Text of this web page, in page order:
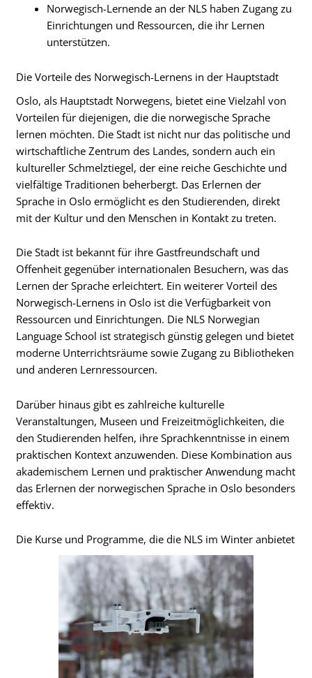
Norwegisch-Lernende an der NLS haben Zugang zu
Einrichtungen und Ressourcen, die ihr Lernen
unterstützen.
Die Vorteile des Norwegisch-Lernens in der Hauptstadt
Oslo, als Hauptstadt Norwegens, bietet eine Vielzahl von
Vorteilen für diejenigen, die die norwegische Sprache
lernen möchten. Die Stadt ist nicht nur das politische und
wirtschaftliche Zentrum des Landes, sondern auch ein
kultureller Schmelztiegel, der eine reiche Geschichte und
vielfältige Traditionen beherbergt. Das Erlernen der
Sprache in Oslo ermöglicht es den Studierenden, direkt
mit der Kultur und den Menschen in Kontakt zu treten.
Die Stadt ist bekannt für ihre Gastfreundschaft und
Offenheit gegenüber internationalen Besuchern, was das
Lernen der Sprache erleichtert. Ein weiterer Vorteil des
Norwegisch-Lernens in Oslo ist die Verfügbarkeit von
Ressourcen und Einrichtungen. Die NLS Norwegian
Language School ist strategisch günstig gelegen und bietet
moderne Unterrichtsräume sowie Zugang zu Bibliotheken
und anderen Lernressourcen.
Darüber hinaus gibt es zahlreiche kulturelle
Veranstaltungen, Museen und Freizeitmöglichkeiten, die
den Studierenden helfen, ihre Sprachkenntnisse in einem
praktischen Kontext anzuwenden. Diese Kombination aus
akademischem Lernen und praktischer Anwendung macht
das Erlernen der norwegischen Sprache in Oslo besonders
effektiv.
Die Kurse und Programme, die die NLS im Winter anbietet